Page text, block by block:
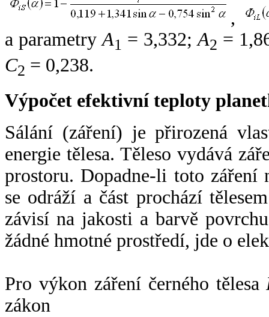
,
a parametryA1 = 3,332;A2 =
C2 = 0,238.
Výpočet efektivní teploty
Sálání (záření) je přirozená
energie tělesa. Těleso vydává
prostoru. Dopadne-li toto záření
se odráží a část prochází
závisí na jakosti a barvě
žádné hmotné prostředí, jde o
Pro výkon záření černého tělesa
zákon